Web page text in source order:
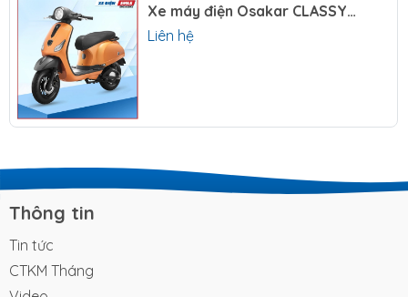
Xe Điện Osakar Momo 5 bình đem đến quãng
đường di chuyển xa hơn
Osakar Momo 5 bình
Thuộc thương hiệu
những ai có nhu cầu đi lại thường xuyên và quãng
Xe máy điện Osakar CLASSY SI
Liên hệ
Thông tin
Tin tức
CTKM Tháng